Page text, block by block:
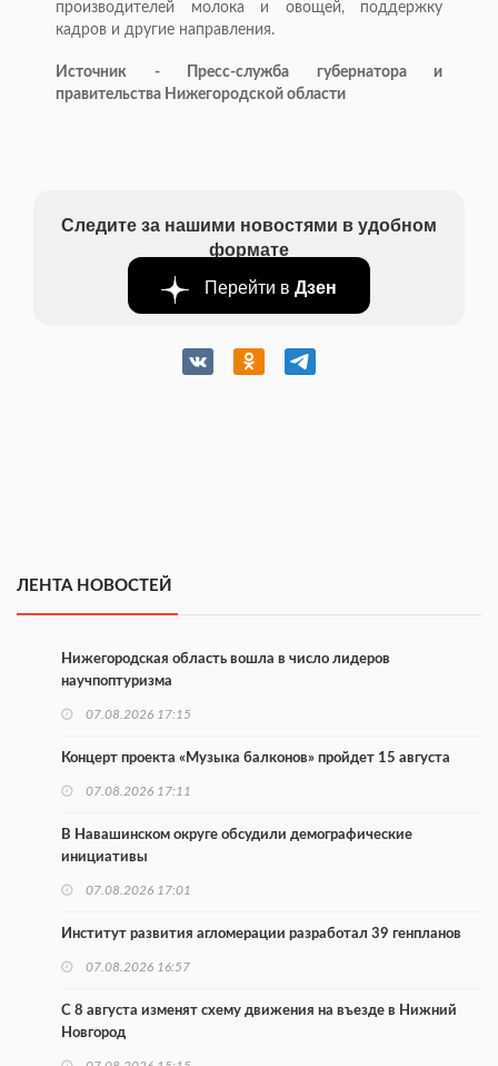
производителей молока и овощей, поддержку
кадров и другие направления.
Источник - Пресс-служба губернатора и
правительства Нижегородской области
Следите за нашими новостями в удобном
формате
Перейти в Дзен
ЛЕНТА НОВОСТЕЙ
Нижегородская область вошла в число лидеров
научпоптуризма
07.08.2026 17:15
Концерт проекта «Музыка балконов» пройдет 15 августа
07.08.2026 17:11
В Навашинском округе обсудили демографические
инициативы
07.08.2026 17:01
Институт развития агломерации разработал 39 генпланов
07.08.2026 16:57
С 8 августа изменят схему движения на въезде в Нижний
Новгород